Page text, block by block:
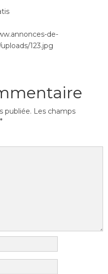
de-
123.jpg
publiée. Les champs
*